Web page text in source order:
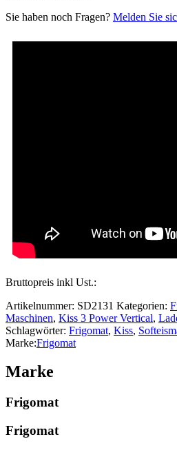
Sie haben noch Fragen? Melden Sie
Bruttopreis inkl Ust.:
Artikelnummer: SD2131 Kategorien:
Maschinen, Kiss 3 Power Vertical,
Schlagwörter: Frigomat, Kiss,
Marke:Frigomat
Marke
Frigomat
Frigomat